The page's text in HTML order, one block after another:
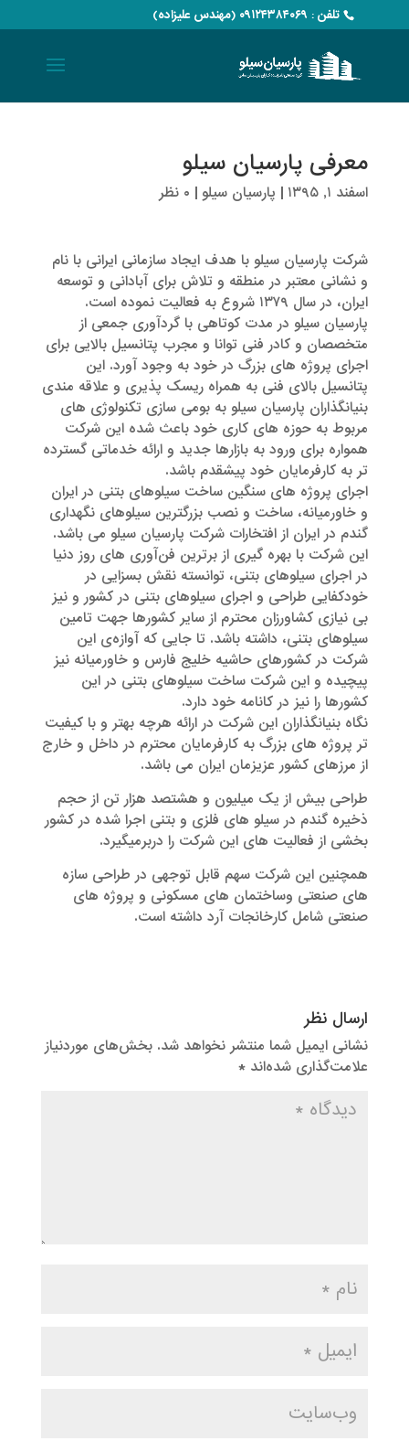
تلفن : ۰۹۱۲۴۳۸۴۰۶۹ (مهندس علیزاده)
معرفی پارسیان سیلو
اسفند ۱, ۱۳۹۵ | پارسیان سیلو | ۰ نظر
شرکت پارسیان سیلو با هدف ایجاد سازمانی ایرانی با نام
و نشانی معتبر در منطقه و تلاش برای آبادانی و توسعه
ایران، در سال ۱۳۷۹ شروع به فعالیت نموده است.
پارسیان سیلو در مدت کوتاهی با گردآوری جمعی از
متخصصان و کادر فنی توانا و مجرب پتانسیل بالایی برای
اجرای پروژه های بزرگ در خود به وجود آورد. این
پتانسیل بالای فنی به همراه ریسک پذیری و علاقه مندی
بنیانگذاران پارسیان سیلو به بومی سازی تکنولوژی های
مربوط به حوزه های کاری خود باعث شده این شرکت
همواره برای ورود به بازارها جدید و ارائه خدماتی گسترده
تر به کارفرمایان خود پیشقدم باشد.
اجرای پروژه های سنگین ساخت سیلوهای بتنی در ایران
و خاورمیانه، ساخت و نصب بزرگترین سیلوهای نگهداری
گندم در ایران از افتخارات شرکت پارسیان سیلو می باشد.
این شرکت با بهره گیری از برترین فن‌آوری های روز دنیا
در اجرای سیلوهای بتنی، توانسته نقش بسزایی در
خودکفایی طراحی و اجرای سیلوهای بتنی در کشور و نیز
بی نیازی کشاورزان محترم از سایر کشورها جهت تامین
سیلوهای بتنی، داشته باشد. تا جایی که آوازه‌ی این
شرکت در کشورهای حاشیه خلیج فارس و خاورمیانه نیز
پیچیده و این شرکت ساخت سیلوهای بتنی در این
کشورها را نیز در کانامه خود دارد.
نگاه بنیانگذاران این شرکت در ارائه هرچه بهتر و با کیفیت
تر پروژه های بزرگ به کارفرمایان محترم در داخل و خارج
از مرزهای کشور عزیزمان ایران می باشد.
طراحی بیش از یک میلیون و هشتصد هزار تن از حجم
ذخیره گندم در سیلو های فلزی و بتنی اجرا شده در کشور
بخشی از فعالیت های این شرکت را دربرمیگیرد.
همچنین این شرکت سهم قابل توجهی در طراحی سازه
های صنعتی وساختمان های مسکونی و پروژه های
صنعتی شامل کارخانجات آرد داشته است.
ارسال نظر
نشانی ایمیل شما منتشر نخواهد شد. بخش‌های موردنیاز
علامت‌گذاری شده‌اند *